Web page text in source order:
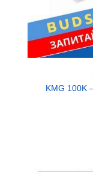
KMG 100K